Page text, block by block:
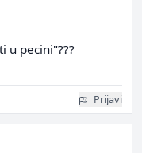
u pecini"???
Prijavi